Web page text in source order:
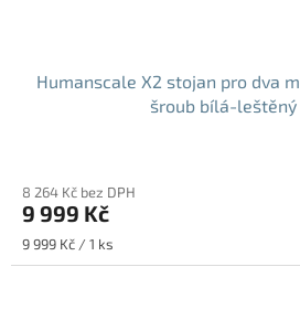
Humanscale X2 stojan pro dva
šroub bílá-
8 264 Kč bez DPH
9 999 Kč
Měrná
cena:
9 999 Kč / 1 ks